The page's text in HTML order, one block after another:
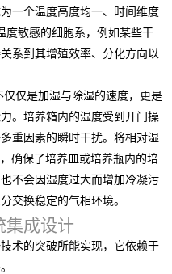
一个温度高度均一、时间维度
度敏感的细胞系，例如某些干
系到其增殖效率、分化方向以
仅仅是加湿与除湿的速度，更是
。培养箱内的湿度受到开门操
重因素的瞬时干扰。将相对湿
确保了培养皿或培养瓶内的培
不会因湿度过大而增加冷凝污
交换稳定的气相环境。
集成设计
术的突破所能实现，它依赖于